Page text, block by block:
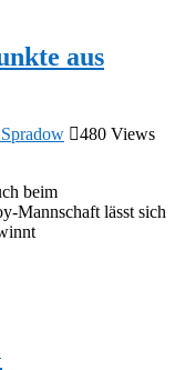
aus
480 Views
beim
Mannschaft lässt sich